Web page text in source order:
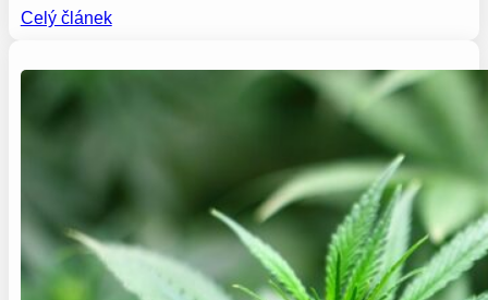
Celý článek